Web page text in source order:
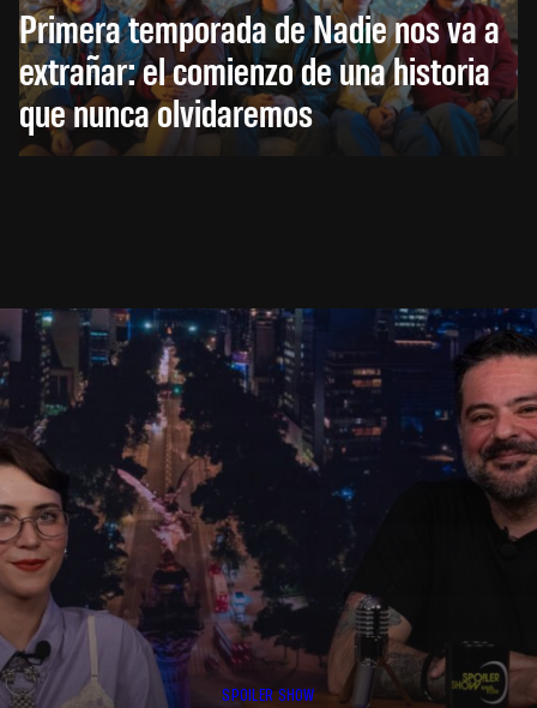
Primera temporada de Nadie nos va a
extrañar: el comienzo de una historia
que nunca olvidaremos
SPOILER SHOW